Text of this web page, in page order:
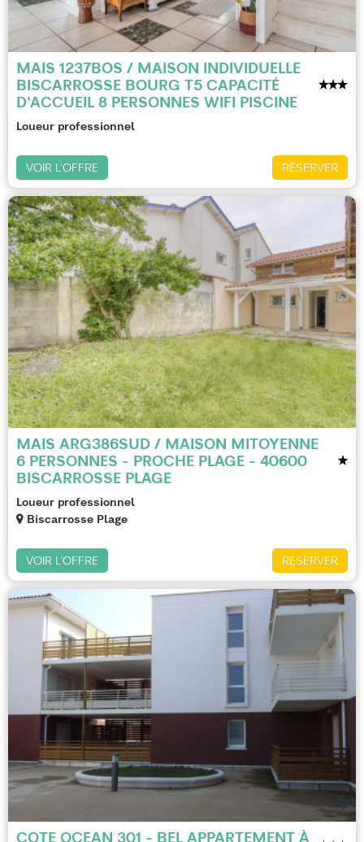
MAIS 1237BOS / MAISON INDIVIDUELLE
BISCARROSSE BOURG T5 CAPACITÉ
D'ACCUEIL 8 PERSONNES WIFI PISCINE
Loueur professionnel
RÉSERVER
VOIR L'OFFRE
MAIS ARG386SUD / MAISON MITOYENNE
6 PERSONNES - PROCHE PLAGE - 40600
BISCARROSSE PLAGE
Loueur professionnel
Biscarrosse Plage
RÉSERVER
VOIR L'OFFRE
COTE OCEAN 301 - BEL APPARTEMENT À